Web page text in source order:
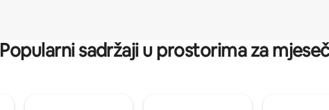
Popularni sadržaji u prostorima za